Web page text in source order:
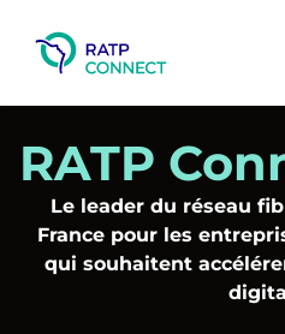
contenu
RATP
Le leader du réseau
France pour les
qui souhaitent